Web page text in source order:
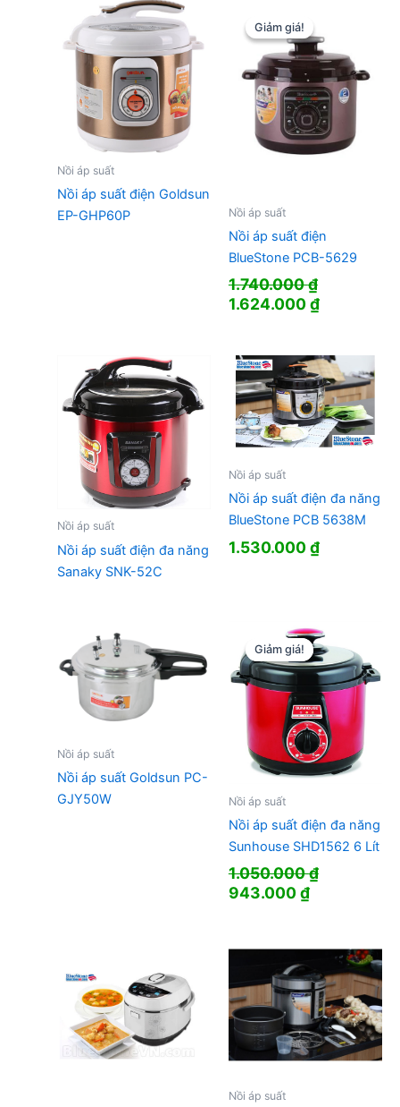
Nồi áp suất
Nồi áp suất điện Goldsun
EP-GHP60P
Giảm giá!
Giảm giá!
Nồi áp suất
Nồi áp suất điện
BlueStone PCB-5629
1.740.000₫
Giá
1.740.000 ₫.
1.624.000₫Giá
là:
1.624.000
Nồi áp suất
Nồi áp suất điện đa năng
Sanaky SNK-52C
Nồi áp suất
Nồi áp suất điện đa năng
BlueStone PCB 5638M
1.530.000₫
Nồi áp suất
Nồi áp suất Goldsun PC-
GJY50W
Giảm giá!
Giảm giá!
Nồi áp suất
Nồi áp suất điện đa năng
Sunhouse SHD1562 6 Lít
1.050.000₫
Giá
1.050.000 ₫.
943.000₫Giá
là:
943.000 ₫.
Nồi áp suất